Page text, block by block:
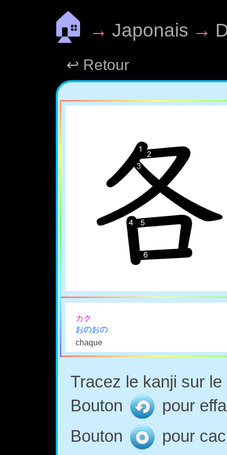
🏠 → Japonais →
↩ Retour
カク
おのおの
chaque
Tracez le kanji sur
Bouton
pour
Bouton
pour